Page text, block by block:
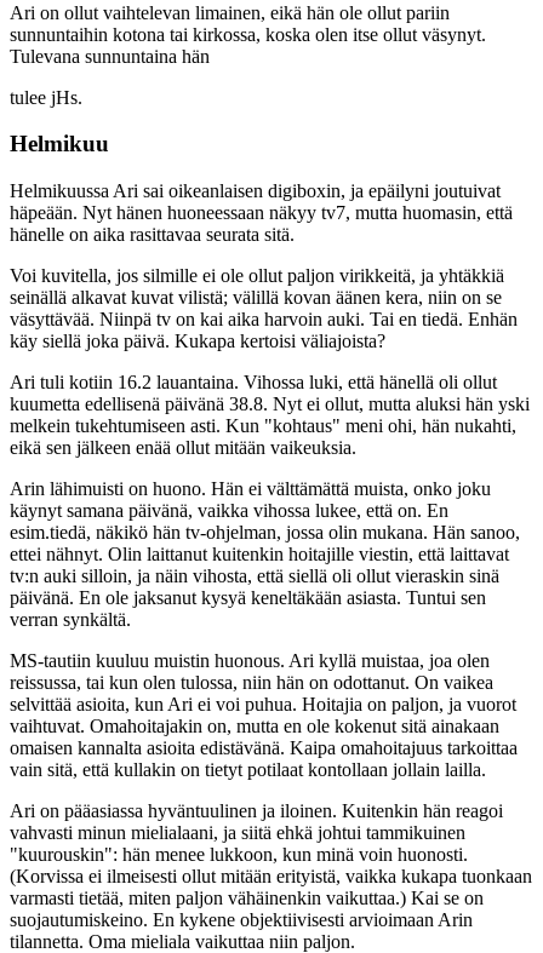
Ari on ollut vaihtelevan limainen, eikä hän ole ollut pariin
sunnuntaihin kotona tai kirkossa, koska olen itse ollut väsynyt.
Tulevana sunnuntaina hän
tulee jHs.
Helmikuu
Helmikuussa Ari sai oikeanlaisen digiboxin, ja epäilyni joutuivat
häpeään. Nyt hänen huoneessaan näkyy tv7, mutta huomasin, että
hänelle on aika rasittavaa seurata sitä.
Voi kuvitella, jos silmille ei ole ollut paljon virikkeitä, ja yhtäkkiä
seinällä alkavat kuvat vilistä; välillä kovan äänen kera, niin on se
väsyttävää. Niinpä tv on kai aika harvoin auki. Tai en tiedä. Enhän
käy siellä joka päivä. Kukapa kertoisi väliajoista?
Ari tuli kotiin 16.2 lauantaina. Vihossa luki, että hänellä oli ollut
kuumetta edellisenä päivänä 38.8. Nyt ei ollut, mutta aluksi hän yski
melkein tukehtumiseen asti. Kun "kohtaus" meni ohi, hän nukahti,
eikä sen jälkeen enää ollut mitään vaikeuksia.
Arin lähimuisti on huono. Hän ei välttämättä muista, onko joku
käynyt samana päivänä, vaikka vihossa lukee, että on. En
esim.tiedä, näkikö hän tv-ohjelman, jossa olin mukana. Hän sanoo,
ettei nähnyt. Olin laittanut kuitenkin hoitajille viestin, että laittavat
tv:n auki silloin, ja näin vihosta, että siellä oli ollut vieraskin sinä
päivänä. En ole jaksanut kysyä keneltäkään asiasta. Tuntui sen
verran synkältä.
MS-tautiin kuuluu muistin huonous. Ari kyllä muistaa, joa olen
reissussa, tai kun olen tulossa, niin hän on odottanut. On vaikea
selvittää asioita, kun Ari ei voi puhua. Hoitajia on paljon, ja vuorot
vaihtuvat. Omahoitajakin on, mutta en ole kokenut sitä ainakaan
omaisen kannalta asioita edistävänä. Kaipa omahoitajuus tarkoittaa
vain sitä, että kullakin on tietyt potilaat kontollaan jollain lailla.
Ari on pääasiassa hyväntuulinen ja iloinen. Kuitenkin hän reagoi
vahvasti minun mielialaani, ja siitä ehkä johtui tammikuinen
"kuurouskin": hän menee lukkoon, kun minä voin huonosti.
(Korvissa ei ilmeisesti ollut mitään erityistä, vaikka kukapa tuonkaan
varmasti tietää, miten paljon vähäinenkin vaikuttaa.) Kai se on
suojautumiskeino. En kykene objektiivisesti arvioimaan Arin
tilannetta. Oma mieliala vaikuttaa niin paljon.